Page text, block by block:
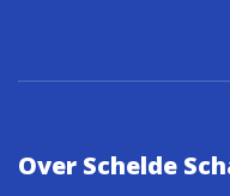
Over Schelde